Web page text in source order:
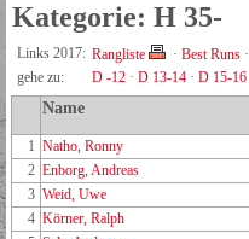
Kategorie: H 35-
Links 2017: Rangliste · Best Runs ·
gehe zu:
D -12 · D 13-14 · D 15-16
Name
1 Natho, Ronny
2 Enborg, Andreas
3 Weid, Uwe
4 Körner, Ralph